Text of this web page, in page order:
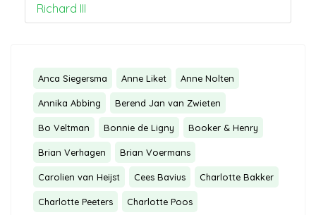
Richard III
Anca Siegersma Anne Liket Anne Nolten
Annika Abbing Berend Jan van Zwieten
Bo Veltman Bonnie de Ligny Booker & Henry
Brian Verhagen Brian Voermans
Carolien van Heijst Cees Bavius Charlotte Bakker
Charlotte Peeters Charlotte Poos